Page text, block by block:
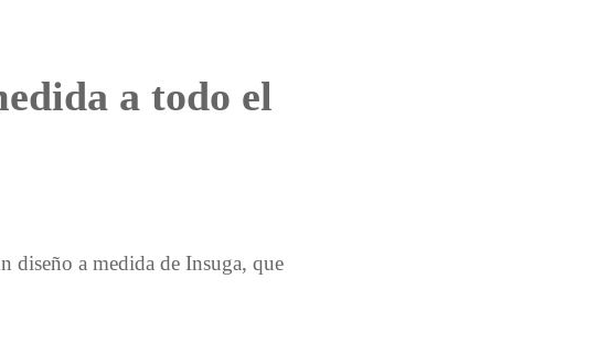
a todo el
diseño a medida de Insuga, que